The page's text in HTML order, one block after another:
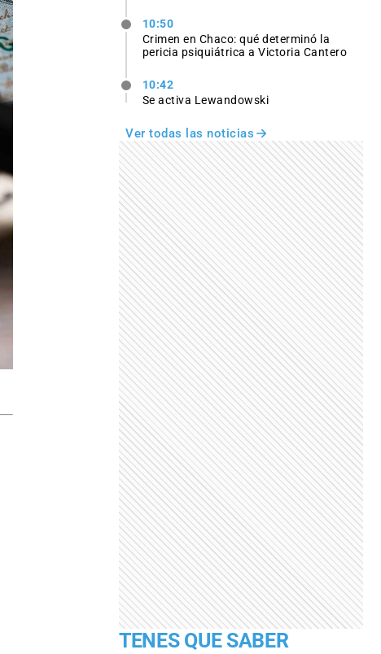
10:50
Crimen en Chaco: qué determinó la
pericia psiquiátrica a Victoria Cantero
10:42
Se activa Lewandowski
Ver todas las noticias
TENES QUE SABER